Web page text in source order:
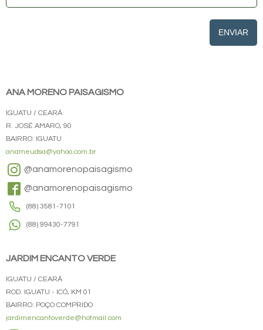
ENVIAR
ANA MORENO PAISAGISMO
IGUATU / CEARÁ
R. JOSÉ AMARO, 90
BAIRRO: IGUATU
anameudsa@yahoo.com.br
@anamorenopaisagismo
@anamorenopaisagismo
(88) 3581-7101
(88) 99430-7791
JARDIM ENCANTO VERDE
IGUATU / CEARÁ
ROD. IGUATU - ICÓ, KM 01
BAIRRO: POÇO COMPRIDO
jardimencantoverde@hotmail.com